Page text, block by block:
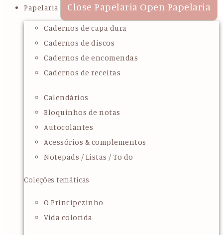
Papelaria Close Papelaria Open Papelaria
Cadernos de capa dura
Cadernos de discos
Cadernos de encomendas
Cadernos de receitas
Calendários
Bloquinhos de notas
Autocolantes
Acessórios & complementos
Notepads / Listas / To do
Coleções temáticas
O Principezinho
Vida colorida